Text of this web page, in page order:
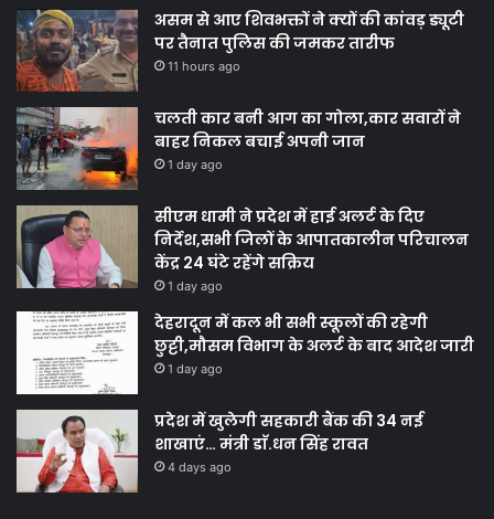
असम से आए शिवभक्तों ने क्यों की कांवड़ ड्यूटी
पर तैनात पुलिस की जमकर तारीफ
11 hours ago
चलती कार बनी आग का गोला,कार सवारों ने
बाहर निकल बचाई अपनी जान
1 day ago
सीएम धामी ने प्रदेश में हाई अलर्ट के दिए
निर्देश,सभी जिलों के आपातकालीन परिचालन
केंद्र 24 घंटे रहेंगे सक्रिय
1 day ago
देहरादून में कल भी सभी स्कूलों की रहेगी
छुट्टी,मौसम विभाग के अलर्ट के बाद आदेश जारी
1 day ago
प्रदेश में खुलेगी सहकारी बैंक की 34 नई
शाखाएं… मंत्री डाॅ.धन सिंह रावत
4 days ago